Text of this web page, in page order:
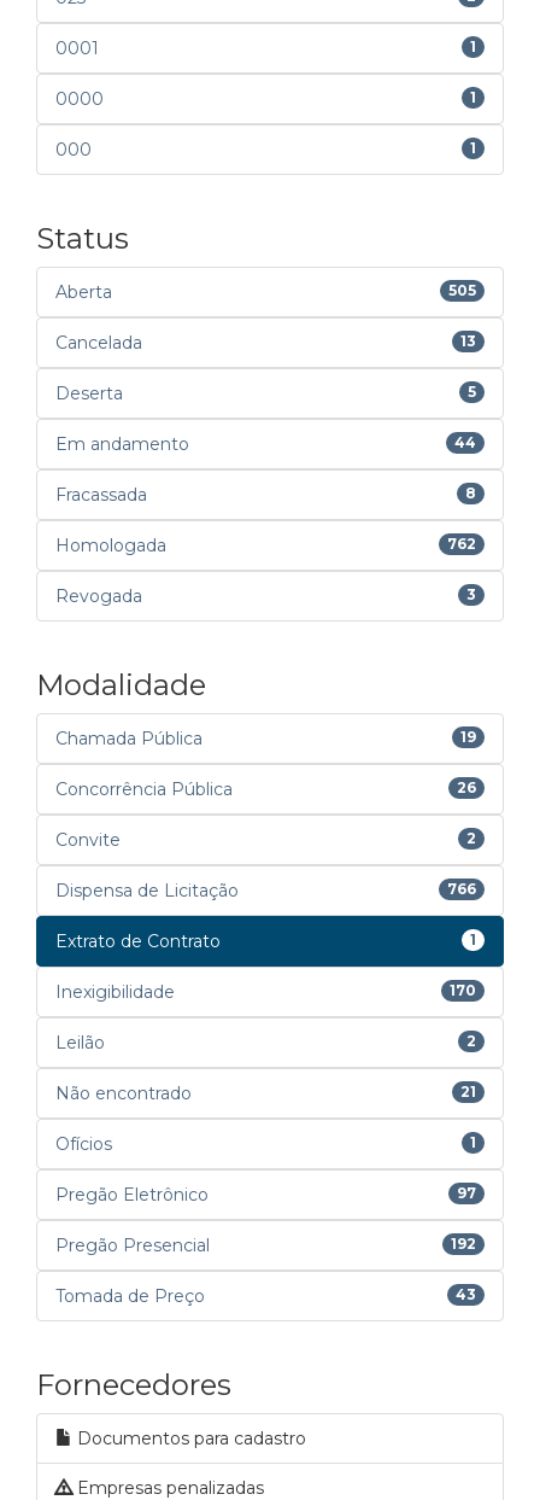
0001 1
0000 1
000 1
Status
Aberta 505
Cancelada 13
Deserta 5
Em andamento 44
Fracassada 8
Homologada 762
Revogada 3
Modalidade
Chamada Pública 19
Concorrência Pública 26
Convite 2
Dispensa de Licitação 766
Extrato de Contrato 1
Inexigibilidade 170
Leilão 2
Não encontrado 21
Ofícios 1
Pregão Eletrônico 97
Pregão Presencial 192
Tomada de Preço 43
Fornecedores
Documentos para cadastro
Empresas penalizadas